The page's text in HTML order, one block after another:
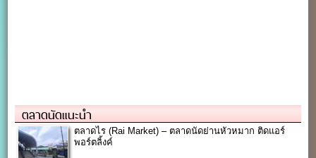
ตลาดนัดแนะนำ
ตลาดไร (Rai Market) – ตลาดนัดย่านหัวหมาก ติดแอร์
พอร์ตลิ้งค์